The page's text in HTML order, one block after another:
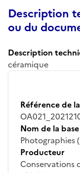
Description
ou du
Description
céramique
Référence de
Nom de la base
Photographies
Producteur
Conservations